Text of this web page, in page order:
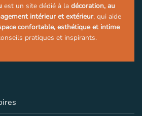
est un site dédié à la décoration, au
intérieur et extérieur, qui aide
confortable, esthétique et intime
pratiques et inspirants.